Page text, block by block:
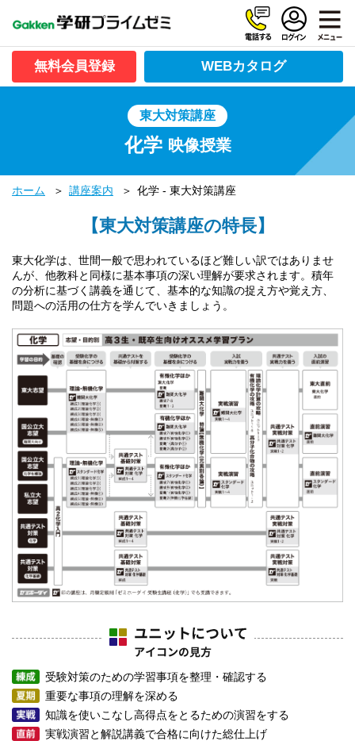
無料会員登録 WEBカタログ
東大対策講座
化学 映像授業
ホーム 講座案内 化学 - 東大対策講座
【東大対策講座の特長】
東大化学は、世間一般で思われているほど難しい訳ではありませ
んが、他教科と同様に基本事項の深い理解が要求されます。積年
の分析に基づく講義を通じて、基本的な知識の捉え方や覚え方、
問題への活用の仕方を学んでいきましょう。
受験対策のための学習事項を整理・確認する
重要な事項の理解を深める
知識を使いこなし高得点をとるための演習をする
実戦演習と解説講義で合格に向けた総仕上げ